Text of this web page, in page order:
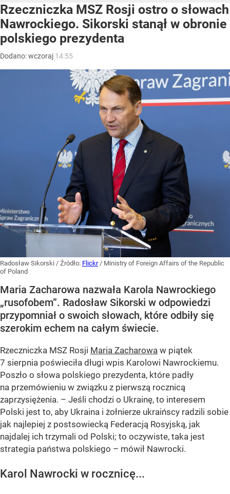
Rzeczniczka MSZ Rosji ostro o słowach
Nawrockiego. Sikorski stanął w obronie
polskiego prezydenta
Dodano:wczoraj 14:55
Radosław Sikorski / Źródło: Flickr / Ministry of Foreign Affairs of the Republic
of Poland
Maria Zacharowa nazwała Karola Nawrockiego
„rusofobem”. Radosław Sikorski w odpowiedzi
przypomniał o swoich słowach, które odbiły się
szerokim echem na całym świecie.
Rzeczniczka MSZ Rosji Maria Zacharowa w piątek
7 sierpnia poświeciła długi wpis Karolowi Nawrockiemu.
Poszło o słowa polskiego prezydenta, które padły
na przemówieniu w związku z pierwszą rocznicą
zaprzysiężenia. – Jeśli chodzi o Ukrainę, to interesem
Polski jest to, aby Ukraina i żołnierze ukraińscy radzili sobie
jak najlepiej z postsowiecką Federacją Rosyjską, jak
najdalej ich trzymali od Polski; to oczywiste, taka jest
strategia państwa polskiego – mówił Nawrocki.
Karol Nawrocki w rocznicę...